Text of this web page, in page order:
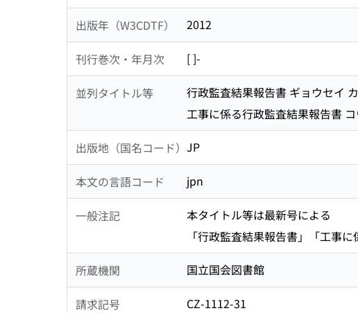
出版年（W3CDTF） 2012
刊行巻次・年月次 [ ]-
並列タイトル等
行政監査結果報告書 ギョウセイ
工事に係る行政監査結果報告書
出版地（国名コード） JP
本文の言語コード jpn
一般注記
本タイトル等は最新号による
「行政監査結果報告書」「工事
所蔵機関 国立国会図書館
請求記号 CZ-1112-31